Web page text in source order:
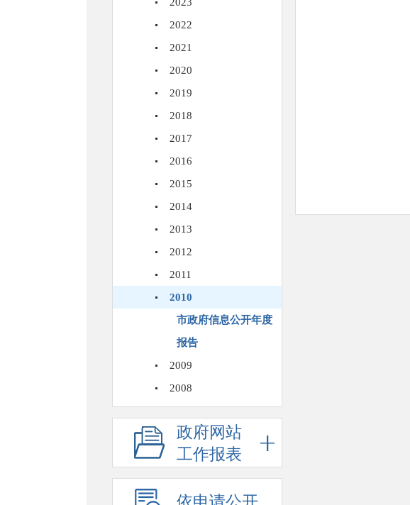
2022
2021
2020
2019
2018
2017
2016
2015
2014
2013
2012
2011
2010
市政府信息公开年度
报告
2009
2008
政府网站
工作报表